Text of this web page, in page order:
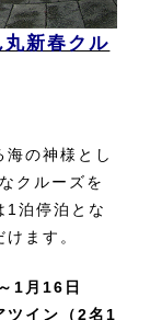
新春クル
の神様とし
クルーズを
1泊停泊とな
ます。
1月16日
イン（2名1